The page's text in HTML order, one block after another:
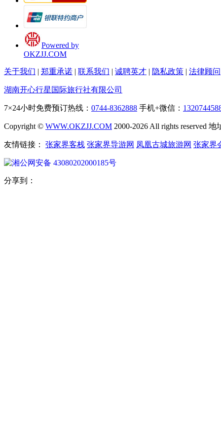
Powered by
OKZJJ.COM
关于我们 | 郑重承诺 | 联系我们 | 诚聘英才 | 隐私政策 | 法律顾问
湖南开心行星国际旅行社有限公司
7×24小时免费预订热线： 0744-8362888 手机+微信：
Copyright © WWW.OKZJJ.COM 2000-2026 All rights reserved
友情链接： 张家界客栈 张家界导游网 凤凰古城旅游网 张家界
湘公网安备 43080202000185号
分享到：